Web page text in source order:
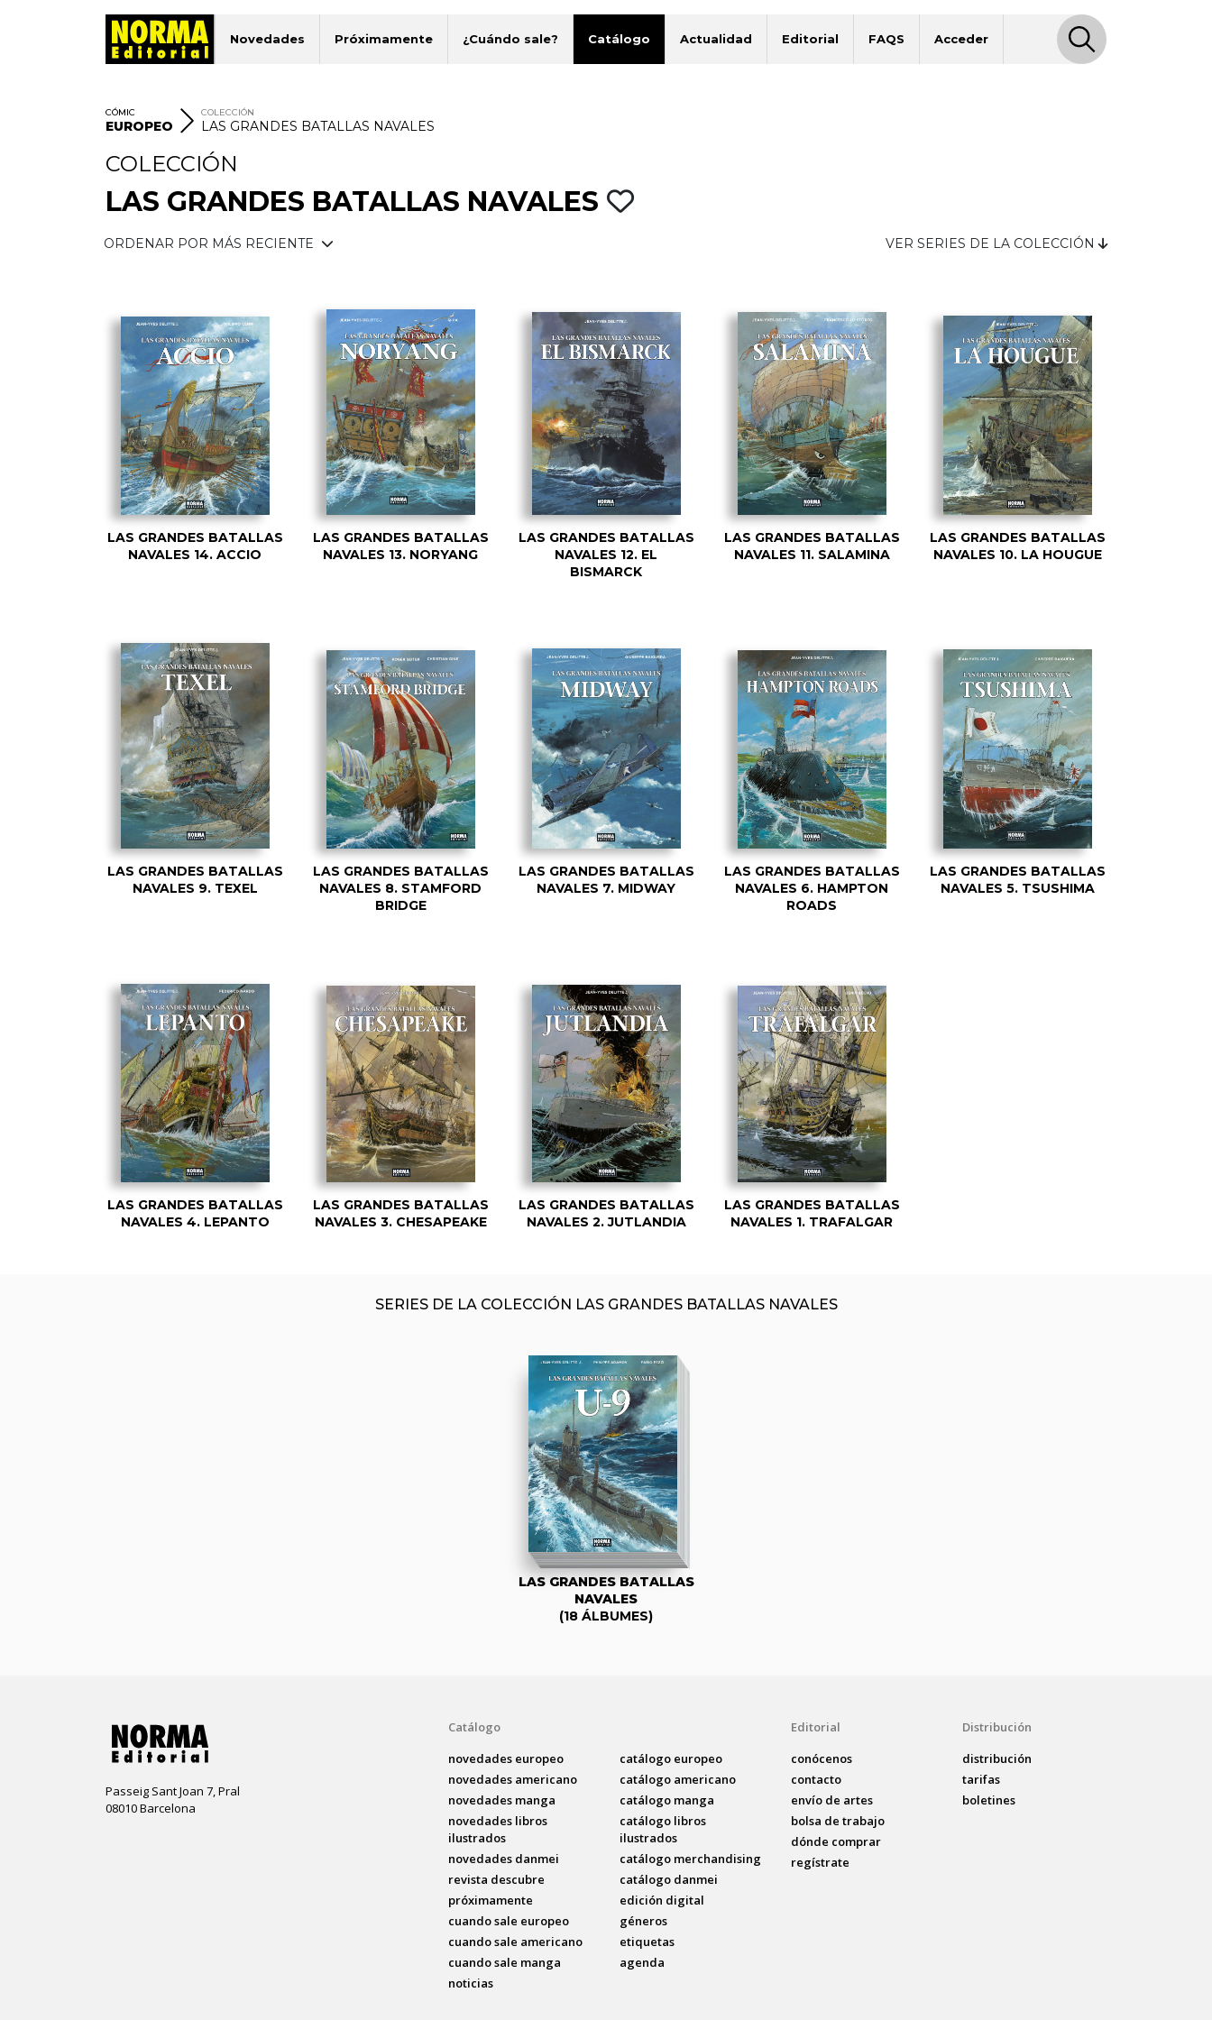
Novedades Próximamente ¿Cuándo sale? Catálogo Actualidad Editorial FAQS Acceder
CÓMIC
EUROPEO
COLECCIÓN
LAS GRANDES BATALLAS NAVALES
COLECCIÓN
LAS GRANDES BATALLAS NAVALES
ORDENAR POR MÁS RECIENTE VER SERIES DE LA COLECCIÓN
LAS GRANDES BATALLAS
NAVALES 14. ACCIO
LAS GRANDES BATALLAS
NAVALES 13. NORYANG
LAS GRANDES BATALLAS
NAVALES 12. EL
BISMARCK
LAS GRANDES BATALLAS
NAVALES 11. SALAMINA
LAS GRANDES BATALLAS
NAVALES 10. LA HOUGUE
LAS GRANDES BATALLAS
NAVALES 9. TEXEL
LAS GRANDES BATALLAS
NAVALES 8. STAMFORD
BRIDGE
LAS GRANDES BATALLAS
NAVALES 7. MIDWAY
LAS GRANDES BATALLAS
NAVALES 6. HAMPTON
ROADS
LAS GRANDES BATALLAS
NAVALES 5. TSUSHIMA
LAS GRANDES BATALLAS
NAVALES 4. LEPANTO
LAS GRANDES BATALLAS
NAVALES 3. CHESAPEAKE
LAS GRANDES BATALLAS
NAVALES 2. JUTLANDIA
LAS GRANDES BATALLAS
NAVALES 1. TRAFALGAR
SERIES DE LA COLECCIÓN LAS GRANDES BATALLAS NAVALES
LAS GRANDES BATALLAS
NAVALES
(18 ÁLBUMES)
Passeig Sant Joan 7, Pral
08010 Barcelona
Catálogo
novedades europeo
novedades americano
novedades manga
novedades libros
ilustrados
novedades danmei
revista descubre
próximamente
cuando sale europeo
cuando sale americano
cuando sale manga
noticias
catálogo europeo
catálogo americano
catálogo manga
catálogo libros
ilustrados
catálogo merchandising
catálogo danmei
edición digital
géneros
etiquetas
agenda
Editorial
conócenos
contacto
envío de artes
bolsa de trabajo
dónde comprar
regístrate
Distribución
distribución
tarifas
boletines